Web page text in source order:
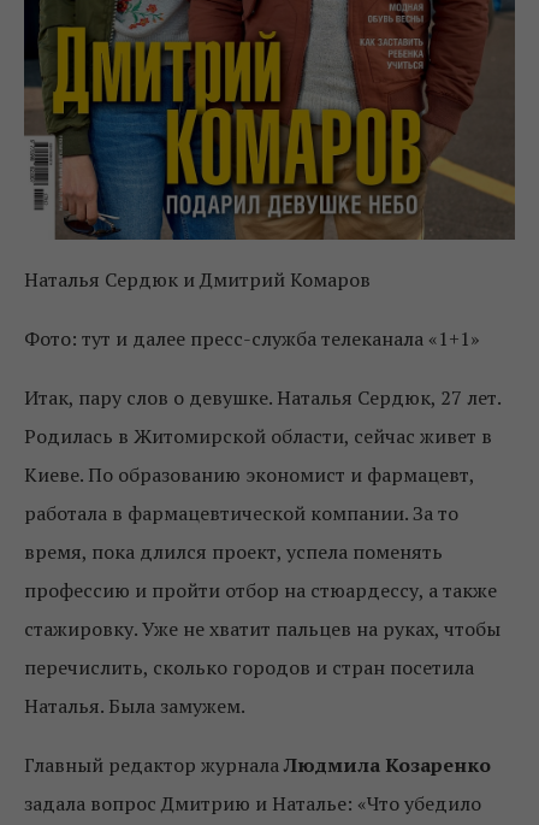
Наталья Сердюк и Дмитрий Комаров
Фото: тут и далее пресс-служба телеканала «1+1»
Итак, пару слов о девушке. Наталья Сердюк, 27 лет.
Родилась в Житомирской области, сейчас живет в
Киеве. По образованию экономист и фармацевт,
работала в фармацевтической компании. За то
время, пока длился проект, успела поменять
профессию и пройти отбор на стюардессу, а также
стажировку. Уже не хватит пальцев на руках, чтобы
перечислить, сколько городов и стран посетила
Наталья. Была замужем.
Главный редактор журналаЛюдмила Козаренко
задала вопрос Дмитрию и Наталье: «Что убедило